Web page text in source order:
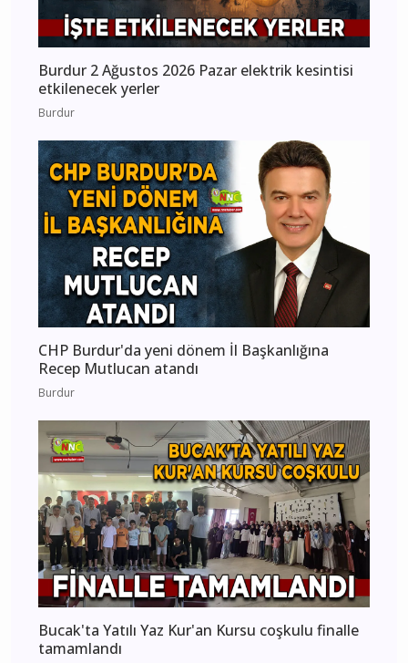
Burdur 2 Ağustos 2026 Pazar elektrik kesintisi
etkilenecek yerler
Burdur
CHP Burdur'da yeni dönem İl Başkanlığına
Recep Mutlucan atandı
Burdur
Bucak'ta Yatılı Yaz Kur'an Kursu coşkulu finalle
tamamlandı